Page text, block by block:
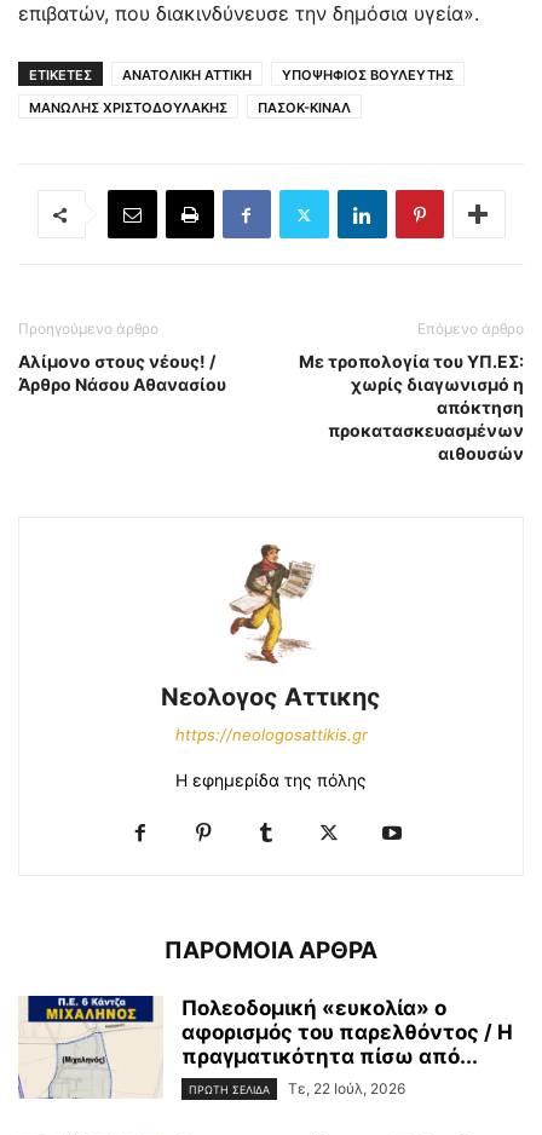
επιβατών, που διακινδύνευσε την δημόσια υγεία».
ΕΤΙΚΕΤΕΣ ΑΝΑΤΟΛΙΚΗ ΑΤΤΙΚΗ
ΥΠΟΨΗΦΙΟΣ ΒΟΥΛΕΥΤΗΣ
ΜΑΝΩΛΗΣ ΧΡΙΣΤΟΔΟΥΛΑΚΗΣ
ΠΑΣΟΚ-ΚΙΝΑΛ
Προηγούμενο άρθρο
Αλίμονο στους νέους! /
Άρθρο Νάσου Αθανασίου
Επόμενο άρθρο
Με τροπολογία του ΥΠ.ΕΣ:
χωρίς διαγωνισμό η
απόκτηση
προκατασκευασμένων
αιθουσών
Νεολογος Αττικης
https://neologosattikis.gr
Η εφημερίδα της πόλης
ΠΑΡΟΜΟΙΑ ΑΡΘΡΑ
Πολεοδομική «ευκολία» ο
αφορισμός του παρελθόντος / Η
πραγματικότητα πίσω από...
ΠΡΩΤΗ ΣΕΛΙΔΑ Τε, 22 Ιούλ, 2026